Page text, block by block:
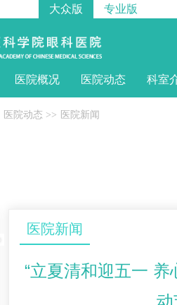
大众版 专业版
医院概况 医院动态 科室
医院动态 >> 医院新闻
医院新闻
“立夏清和迎五一